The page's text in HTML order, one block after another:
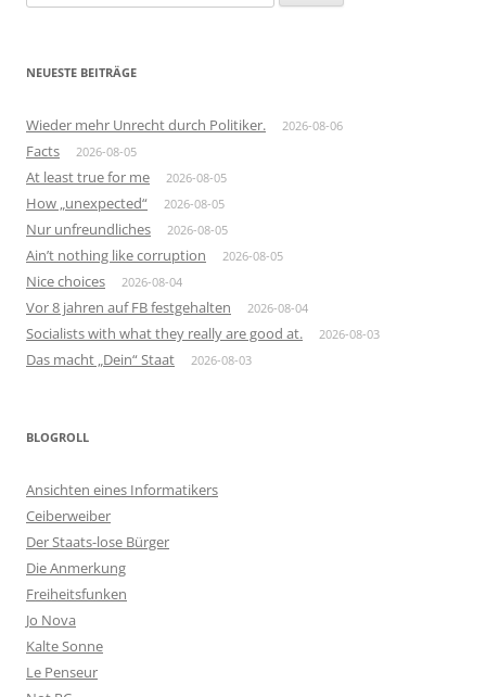
nach:
NEUESTE BEITRÄGE
Wieder mehr Unrecht durch Politiker. 2026-08-06
Facts 2026-08-05
At least true for me 2026-08-05
How „unexpected“ 2026-08-05
Nur unfreundliches 2026-08-05
Ain’t nothing like corruption 2026-08-05
Nice choices 2026-08-04
Vor 8 jahren auf FB festgehalten 2026-08-04
Socialists with what they really are good at. 2026-08-03
Das macht „Dein“ Staat 2026-08-03
BLOGROLL
Ansichten eines Informatikers
Ceiberweiber
Der Staats-lose Bürger
Die Anmerkung
Freiheitsfunken
Jo Nova
Kalte Sonne
Le Penseur